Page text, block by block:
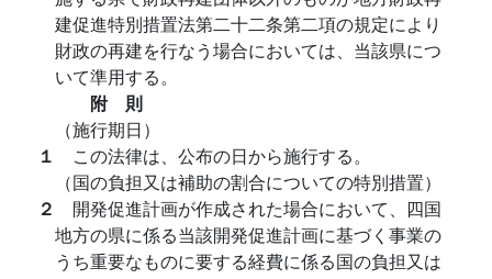
建促進特別措置法第二十二条第二項の規定により
財政の再建を行なう場合においては、当該県につ
いて準用する。
附 則
（施行期日）
１ この法律は、公布の日から施行する。
（国の負担又は補助の割合についての特別措置）
２ 開発促進計画が作成された場合において、四国
地方の県に係る当該開発促進計画に基づく事業の
うち重要なものに要する経費に係る国の負担又は